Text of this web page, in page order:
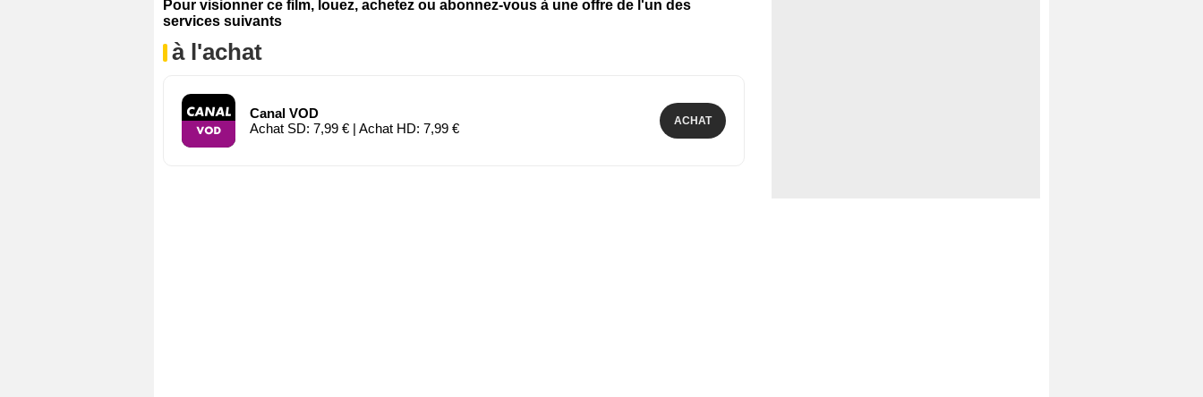
Pour visionner ce film, louez, achetez ou abonnez-vous à une offre de l'un des
services suivants
à l'achat
Canal VOD
Achat SD: 7,99 € | Achat HD: 7,99 €
ACHAT